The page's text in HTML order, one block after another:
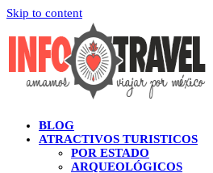
Skip to content
BLOG
ATRACTIVOS TURISTICOS
POR ESTADO
ARQUEOLÓGICOS